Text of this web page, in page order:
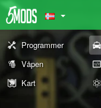
Programmer
Våpen
Kart